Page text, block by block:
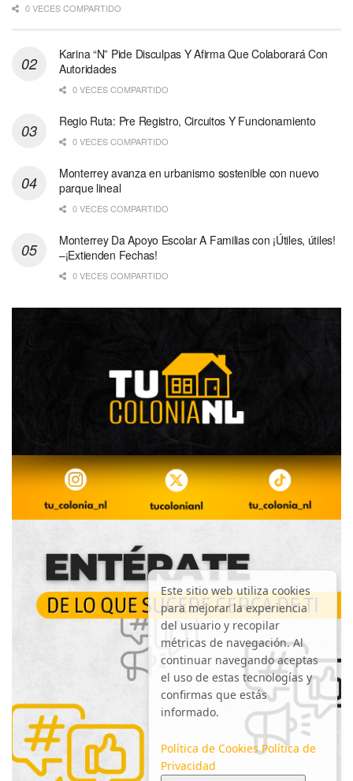
0 VECES COMPARTIDO
Karina “N” Pide Disculpas Y Afirma Que Colaborará Con
Autoridades
0 VECES COMPARTIDO
Regio Ruta: Pre Registro, Circuitos Y Funcionamiento
0 VECES COMPARTIDO
Monterrey avanza en urbanismo sostenible con nuevo
parque lineal
0 VECES COMPARTIDO
Monterrey Da Apoyo Escolar A Familias con ¡Útiles, útiles!
–¡Extienden Fechas!
0 VECES COMPARTIDO
Este sitio web utiliza cookies
para mejorar la experiencia
del usuario y recopilar
métricas de navegación. Al
continuar navegando aceptas
el uso de estas tecnologías y
confirmas que estás
informado.
Política de Cookies Política de
Privacidad